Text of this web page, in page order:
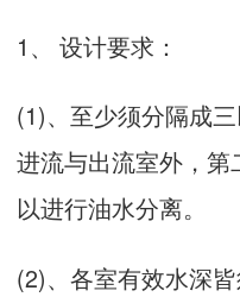
1、 设计要求：
(1)、至少须分隔成
进流与出流室外，
以进行油水分离。
(2)、各室有效水深